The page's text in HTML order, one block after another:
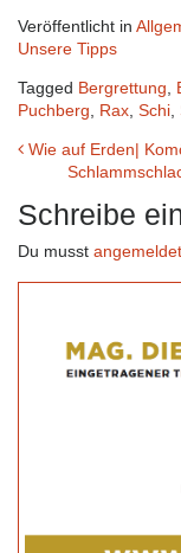
Veröffentlicht in
Unsere Tipps
Tagged Bergrettung
Puchberg
Rax Schi
Beitrags-
Navigation
Wie auf Erden|
Schreibe
Du musst angemeldet